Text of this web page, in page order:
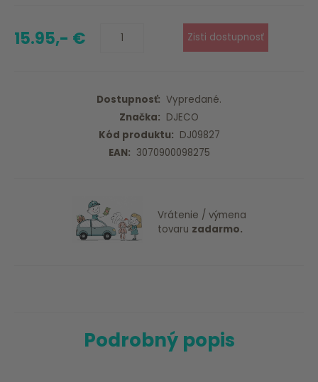
15.95,- €
Dostupnosť: Vypredané.
Značka: DJECO
Kód produktu: DJ09827
EAN: 3070900098275
Vrátenie / výmena
tovaru zadarmo.
Podrobný popis